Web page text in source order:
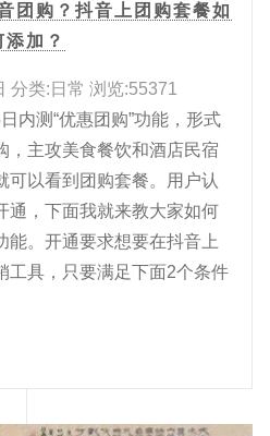
团购？抖音上团购套餐如
添加？
分类:日常 浏览:55371
内测“优惠团购”功能，形式
，主攻美食餐饮和酒店民宿
可以看到团购套餐。用户认
通，下面我就来教大家如何
能。开通要求想要在抖音上
工具，只要满足下面2个条件